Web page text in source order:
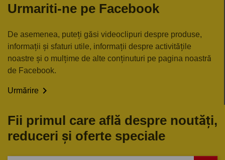
Urmariti-ne pe Facebook
De asemenea, puteți găsi videoclipuri despre produse,
informații și sfaturi utile, informații despre activitățile
noastre și o mulțime de alte conținuturi pe pagina noastră
de Facebook.
Urmărire 
Fii primul care află despre noutăți,
reduceri și oferte speciale